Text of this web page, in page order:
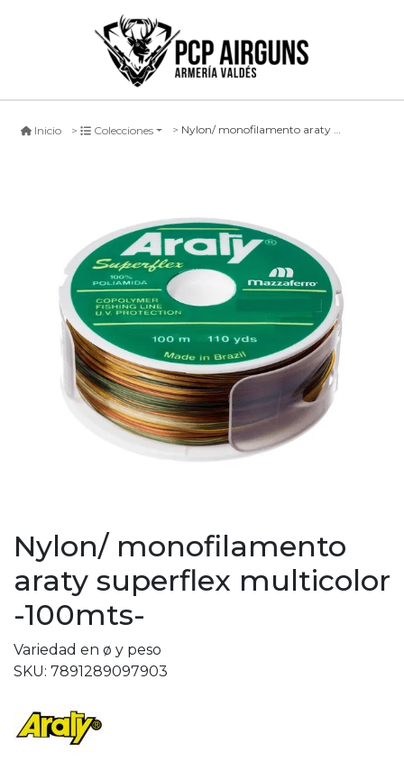
Inicio Colecciones Nylon/ monofilamento araty superflex multicolor -100mts-
Nylon/ monofilamento
araty superflex multicolor
-100mts-
Variedad en ø y peso
SKU: 7891289097903